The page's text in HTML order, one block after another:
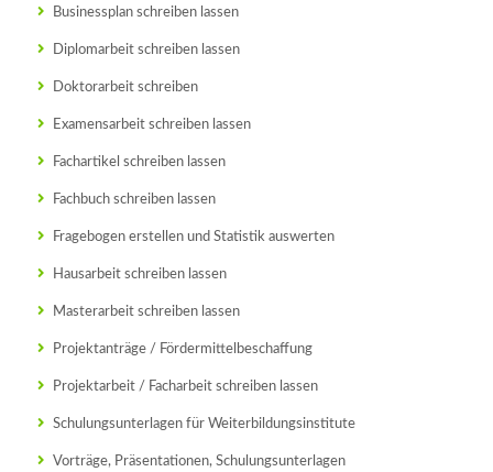
Businessplan schreiben lassen
Diplomarbeit schreiben lassen
Doktorarbeit schreiben
Examensarbeit schreiben lassen
Fachartikel schreiben lassen
Fachbuch schreiben lassen
Fragebogen erstellen und Statistik auswerten
Hausarbeit schreiben lassen
Masterarbeit schreiben lassen
Projektanträge / Fördermittelbeschaffung
Projektarbeit / Facharbeit schreiben lassen
Schulungsunterlagen für Weiterbildungsinstitute
Vorträge, Präsentationen, Schulungsunterlagen